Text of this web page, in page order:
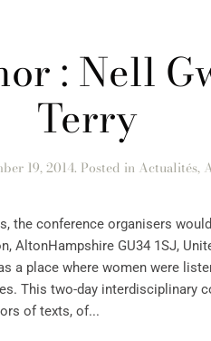
: Nell
Terry
19, 2014. Posted in Actualités,
the conference organisers
AltonHampshire GU34 1SJ,
a place where women were
This two-day interdisciplinary
of texts, of...